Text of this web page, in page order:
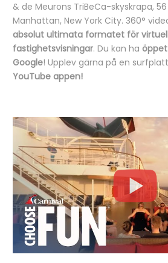
& de Meurons TriBeCa-skyskrapa,
Manhattan, New York City. 360°
absolut ultimata formatet för
fastighetsvisningar. Du kan ha
Google! Upplev gärna på en
YouTube appen!